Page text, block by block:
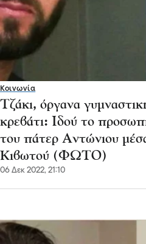
Κοινωνία
Τζάκι, όργανα
κρεβάτι: Ιδού το
του πάτερ Αντώνιου
Κιβωτού (ΦΩΤΟ)
06 Δεκ 2022, 21:10